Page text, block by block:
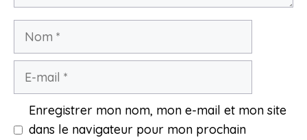
Nom
Enregistrer mon nom, mon e-mail et mon site
dans le navigateur pour mon prochain